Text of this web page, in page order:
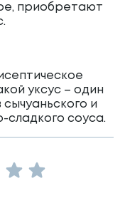
приобретают
уксус – один
и
сладкого соуса.